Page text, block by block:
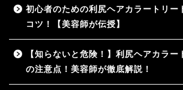
初心者のための利尻ヘアカラートリー
コツ！【美容師が伝授】
【知らないと危険！】利尻ヘアカラ
の注意点！美容師が徹底解説！